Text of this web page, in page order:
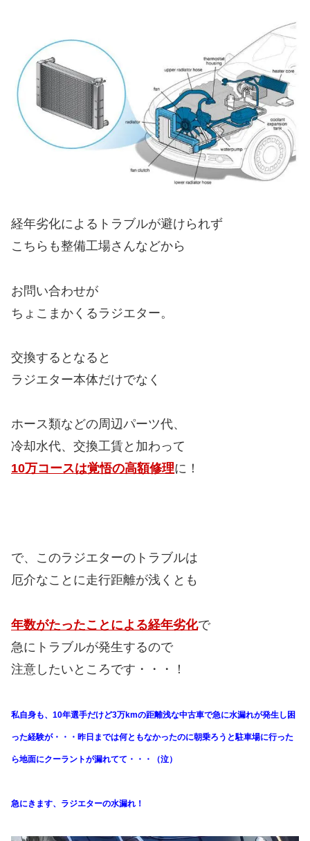
経年劣化によるトラブルが避けられず
こちらも整備工場さんなどから
お問い合わせが
ちょこまかくるラジエター。
交換するとなると
ラジエター本体だけでなく
ホース類などの周辺パーツ代、
冷却水代、交換工賃と加わって
10万コースは覚悟の高額修理に！
で、このラジエターのトラブルは
厄介なことに走行距離が浅くとも
年数がたったことによる経年劣化で
急にトラブルが発生するので
注意したいところです・・・！
私自身も、10年選手だけど3万kmの距離浅な中古車で急に水漏れが発生し困
った経験が・・・昨日までは何ともなかったのに朝乗ろうと駐車場に行った
ら地面にクーラントが漏れてて・・・（泣）
急にきます、ラジエターの水漏れ！